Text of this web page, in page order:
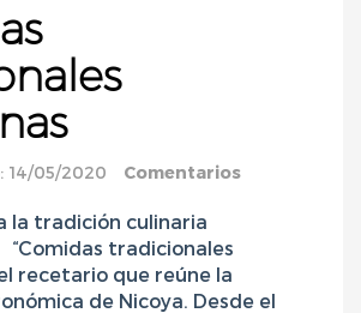
14/05/2020 Comentarios
la tradición culinaria
tradicionales
recetario que reúne la
de Nicoya. Desde el